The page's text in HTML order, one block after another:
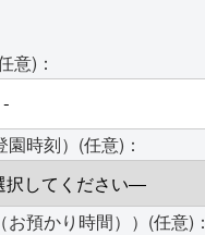
意)：
時刻）(任意)：
預かり時間））(任意)：